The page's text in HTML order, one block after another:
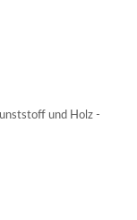
und Holz -